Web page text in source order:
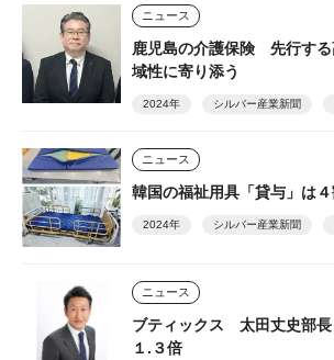
ニュース
鹿児島の介護保険 先行す
域性に寄り添う
2024年 シルバー産業新聞
ニュース
韓国の福祉用具「貸与」は
2024年 シルバー産業新聞
ニュース
ブティックス 太田丈史部
１.３倍